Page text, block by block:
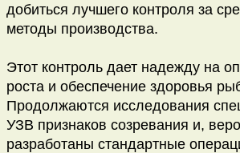
добиться лучшего контроля за
методы производства.
Этот контроль дает надежду на
роста и обеспечение здоровья
Продолжаются исследования
УЗВ признаков созревания и,
разработаны стандартные